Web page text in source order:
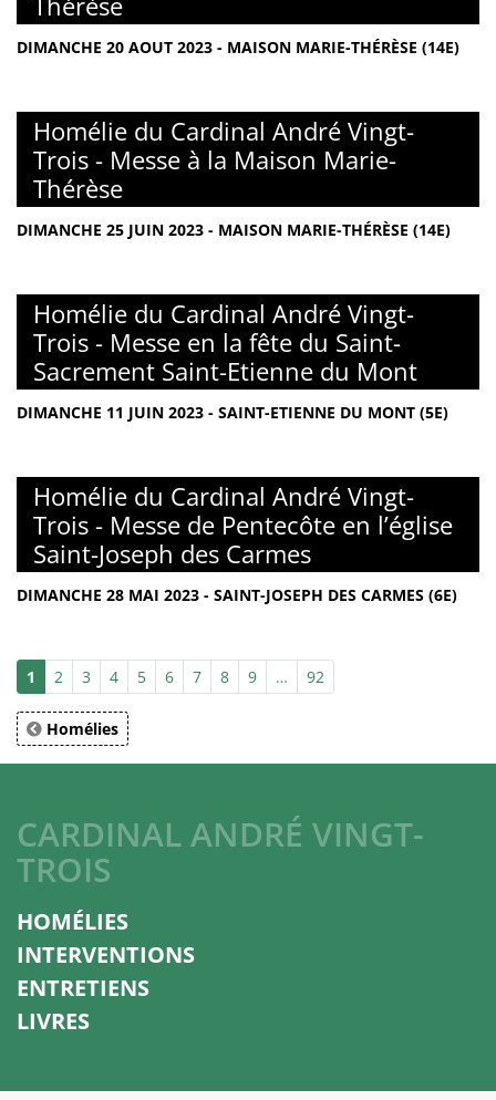
DIMANCHE 20 AOUT 2023 - MAISON MARIE-THÉRÈSE (14E)
Homélie du Cardinal André Vingt-
Trois - Messe à la Maison Marie-
Thérèse
DIMANCHE 25 JUIN 2023 - MAISON MARIE-THÉRÈSE (14E)
Homélie du Cardinal André Vingt-
Trois - Messe en la fête du Saint-
Sacrement Saint-Etienne du Mont
DIMANCHE 11 JUIN 2023 - SAINT-ETIENNE DU MONT (5E)
Homélie du Cardinal André Vingt-
Trois - Messe de Pentecôte en l’église
Saint-Joseph des Carmes
DIMANCHE 28 MAI 2023 - SAINT-JOSEPH DES CARMES (6E)
1 2 3 4 5 6 7 8 9 … 92
Homélies
CARDINAL ANDRÉ VINGT-
TROIS
HOMÉLIES
INTERVENTIONS
ENTRETIENS
LIVRES